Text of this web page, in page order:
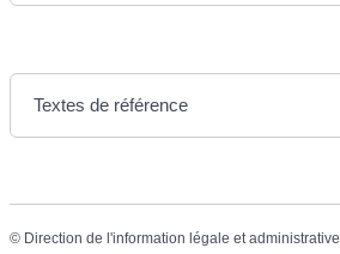
Textes de référence
© Direction de l'information légale et administrative